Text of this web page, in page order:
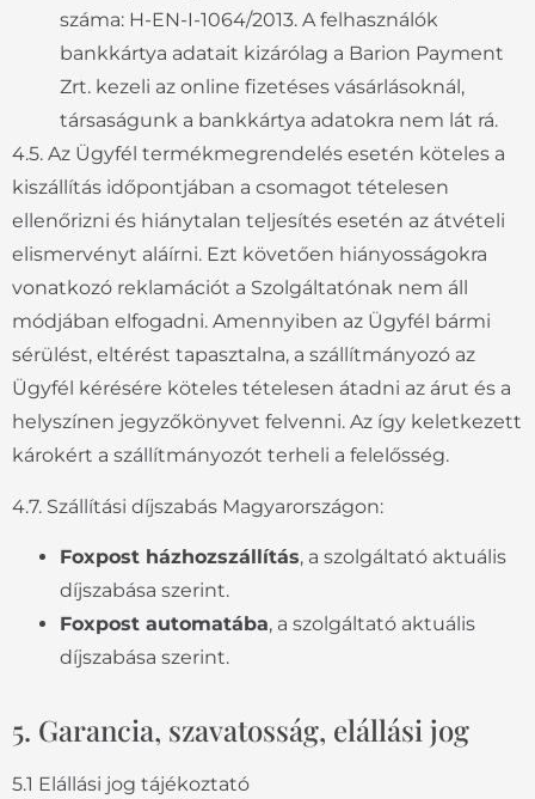
száma: H-EN-I-1064/2013. A felhasználók
bankkártya adatait kizárólag a Barion Payment
Zrt. kezeli az online fizetéses vásárlásoknál,
társaságunk a bankkártya adatokra nem lát rá.
4.5. Az Ügyfél termékmegrendelés esetén köteles a
kiszállítás időpontjában a csomagot tételesen
ellenőrizni és hiánytalan teljesítés esetén az átvételi
elismervényt aláírni. Ezt követően hiányosságokra
vonatkozó reklamációt a Szolgáltatónak nem áll
módjában elfogadni. Amennyiben az Ügyfél bármi
sérülést, eltérést tapasztalna, a szállítmányozó az
Ügyfél kérésére köteles tételesen átadni az árut és a
helyszínen jegyzőkönyvet felvenni. Az így keletkezett
károkért a szállítmányozót terheli a felelősség.
4.7. Szállítási díjszabás Magyarországon:
Foxpost házhozszállítás, a szolgáltató aktuális
díjszabása szerint.
Foxpost automatába, a szolgáltató aktuális
díjszabása szerint.
5. Garancia, szavatosság, elállási jog
5.1 Elállási jog tájékoztató